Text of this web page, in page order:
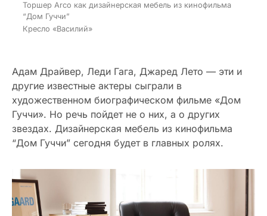
Торшер Arco как дизайнерская мебель из кинофильма
“Дом Гуччи”
Кресло «Василий»
Адам Драйвер, Леди Гага, Джаред Лето — эти и
другие известные актеры сыграли в
художественном биографическом фильме «Дом
Гуччи». Но речь пойдет не о них, а о других
звездах. Дизайнерская мебель из кинофильма
“Дом Гуччи” сегодня будет в главных ролях.